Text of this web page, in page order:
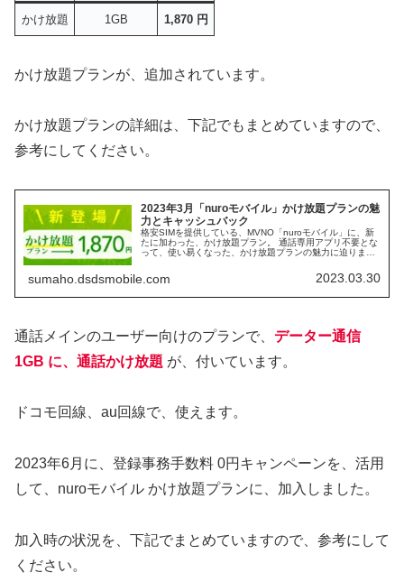
かけ放題 1GB 1,870 円
かけ放題プランが、追加されています。
かけ放題プランの詳細は、下記でもまとめていますので、
参考にしてください。
2023年3月「nuroモバイル」かけ放題プランの魅
力とキャッシュバック
格安SIMを提供している、MVNO「nuroモバイル」に、新
たに加わった、かけ放題プラン。 通話専用アプリ不要とな
って、使い易くなった、かけ放題プランの魅力に迫りま
sumaho.dsdsmobile.com 2023.03.30
通話メインのユーザー向けのプランで、 データー通信
1GB に、通話かけ放題 が、付いています。
ドコモ回線、au回線で、使えます。
2023年6月に、登録事務手数料 0円キャンペーンを、活用
して、nuroモバイル かけ放題プランに、加入しました。
加入時の状況を、下記でまとめていますので、参考にして
ください。